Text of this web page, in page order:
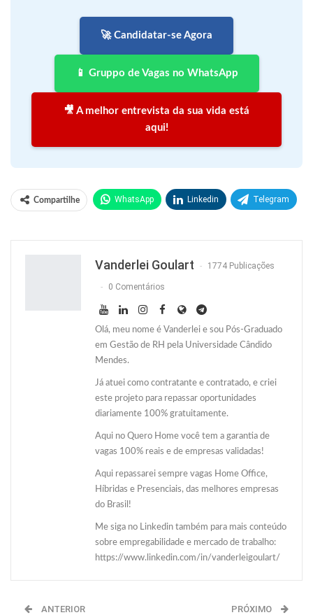
🚀 Candidatar-se Agora
📱 Gruppo de Vagas no WhatsApp
🎥 A melhor entrevista da sua vida está
aqui!
Compartilhe WhatsApp Linkedin Telegram
Vanderlei Goulart 1774 Publicações
0 Comentários
Olá, meu nome é Vanderlei e sou Pós-Graduado
em Gestão de RH pela Universidade Cândido
Mendes.
Já atuei como contratante e contratado, e criei
este projeto para repassar oportunidades
diariamente 100% gratuitamente.
Aqui no Quero Home você tem a garantia de
vagas 100% reais e de empresas validadas!
Aqui repassarei sempre vagas Home Office,
Híbridas e Presenciais, das melhores empresas
do Brasil!
Me siga no Linkedin também para mais conteúdo
sobre empregabilidade e mercado de trabalho:
https://www.linkedin.com/in/vanderleigoulart/
ANTERIOR PRÓXIMO